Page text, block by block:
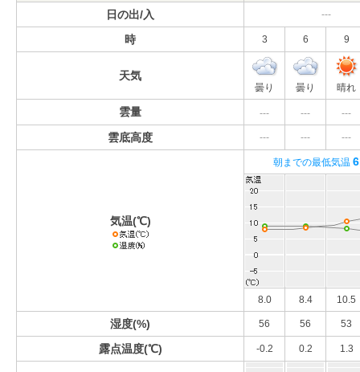
日の出/入 ---
時 3 6 9
天気
曇り 曇り 晴れ
雲量 --- --- ---
雲底高度 --- --- ---
気温(℃)
朝までの最低気温
8.0 8.4 10.5
湿度(%) 56 56 53
露点温度(℃) -0.2 0.2 1.3